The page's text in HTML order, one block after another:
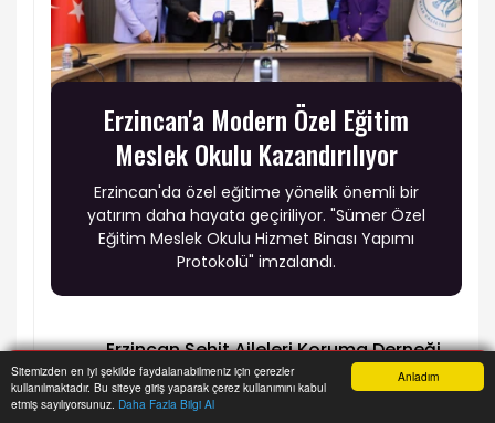
Anladım
Sitemizden en iyi şekilde faydalanabilmeniz için çerezler
kullanılmaktadır. Bu siteye giriş yaparak çerez kullanımını kabul
etmiş sayılıyorsunuz. Daha Fazla Bilgi Al
Erzincan'a Modern Özel Eğitim
Meslek Okulu Kazandırılıyor
Erzincan'da özel eğitime yönelik önemli bir
yatırım daha hayata geçiriliyor. "Sümer Özel
Eğitim Meslek Okulu Hizmet Binası Yapımı
Protokolü" imzalandı.
1
Erzincan Şehit Aileleri Koruma Derneği
Başkanı Abdulkadir Zengin'in Acı Günü
Anasayfa Yazarlar Haber Ara İhbar Hattı Menu